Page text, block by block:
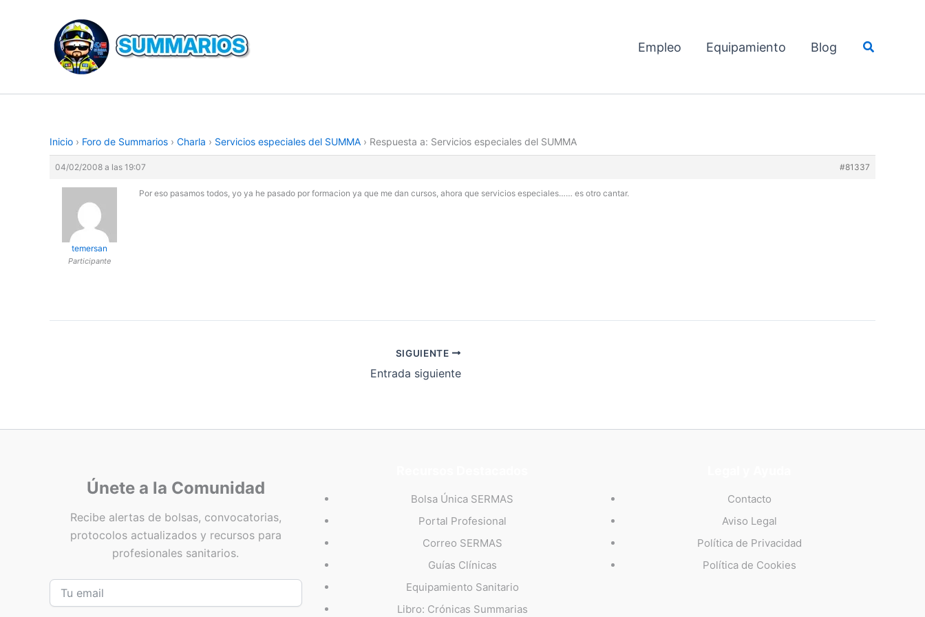
contenido
Empleo Equipamiento Blog Buscar
Inicio › Foro de Summarios › Charla › Servicios especiales del SUMMA › Respuesta a: Servicios especiales del SUMMA
04/02/2008 a las 19:07 #81337
temersan
Participante
Por eso pasamos todos, yo ya he pasado por formacion ya que me dan cursos, ahora que servicios especiales…… es otro cantar.
SIGUIENTE
Entrada siguiente
Únete a la Comunidad
Recibe alertas de bolsas, convocatorias,
protocolos actualizados y recursos para
profesionales sanitarios.
Bolsa Única SERMAS
Portal Profesional
Correo SERMAS
Guías Clínicas
Equipamiento Sanitario
Libro: Crónicas Summarias
Contacto
Aviso Legal
Política de Privacidad
Política de Cookies